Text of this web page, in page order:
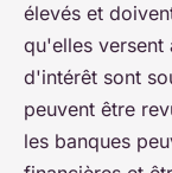
élevés et
qu'elles versent
d'intérêt sont
peuvent être
les banques